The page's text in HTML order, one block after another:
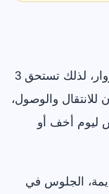
بريزرن هي المحطة الأجمل لكثير من الزوار، لذلك تستحق 3
يكون للانتقال والوصول،
ليوم أخف أو
الجلوس في